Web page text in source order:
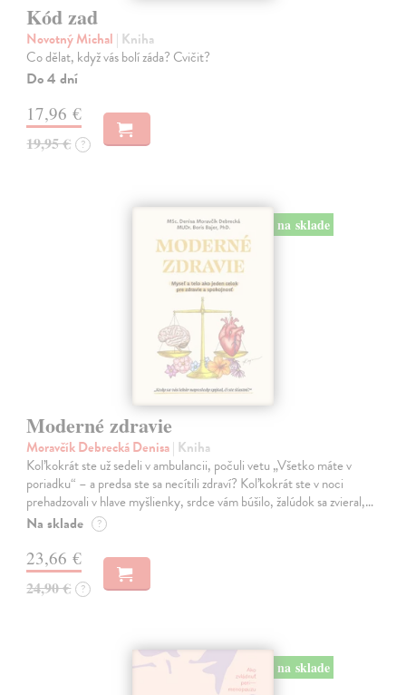
Kód zad
Novotný Michal | Kniha
Co dělat, když vás bolí záda? Cvičit?
Do 4 dní
17,96 €
19,95 € ?
na sklade
Moderné zdravie
Moravčík Debrecká Denisa| Kniha
Koľkokrát ste už sedeli v ambulancii, počuli vetu „Všetko máte v
poriadku“ – a predsa ste sa necítili zdraví? Koľkokrát ste v noci
prehadzovali v hlave myšlienky, srdce vám búšilo, žalúdok sa zvieral,…
Na sklade ?
23,66 €
24,90 € ?
na sklade